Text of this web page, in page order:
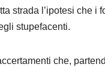
strada l’ipotesi che
stupefacenti.
che,